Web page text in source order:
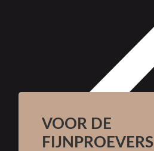
VOOR DE
FIJNPROEVERS